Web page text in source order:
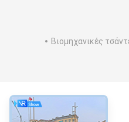
Βιομηχανικές